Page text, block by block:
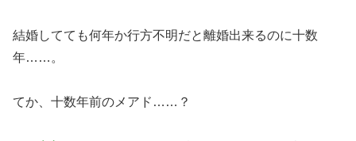
結婚してても何年か行方不明だと離婚出来るのに十数
年……。
てか、十数年前のメアド……？